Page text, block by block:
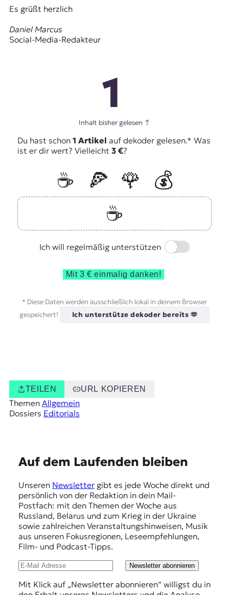
Es grüßt herzlich
Daniel Marcus
Social-Media-Redakteur
1
Inhalt bisher gelesen ↑
Du hast schon 1 Artikel auf dekoder gelesen.* Was
ist er dir wert? Vielleicht 3 €?
☕️ 🍕 🌹
💰
☕️
Ich will regelmäßig unterstützen
Switch
Mit 3 € einmalig danken!
* Diese Daten werden ausschließlich lokal in deinem Browser
gespeichert!
Ich unterstütze dekoder bereits 🫶
TEILEN URL KOPIEREN
Themen Allgemein
Dossiers Editorials
Auf dem Laufenden bleiben
Unseren Newslettergibt es jede Woche direkt und
persönlich von der Redaktion in dein Mail-
Postfach: mit den Themen der Woche aus
Russland, Belarus und zum Krieg in der Ukraine
sowie zahlreichen Veranstaltungshinweisen, Musik
aus unseren Fokusregionen, Leseempfehlungen,
Film- und Podcast-Tipps.
Newsletter abonnieren
Mit Klick auf „Newsletter abonnieren“ willigst du in